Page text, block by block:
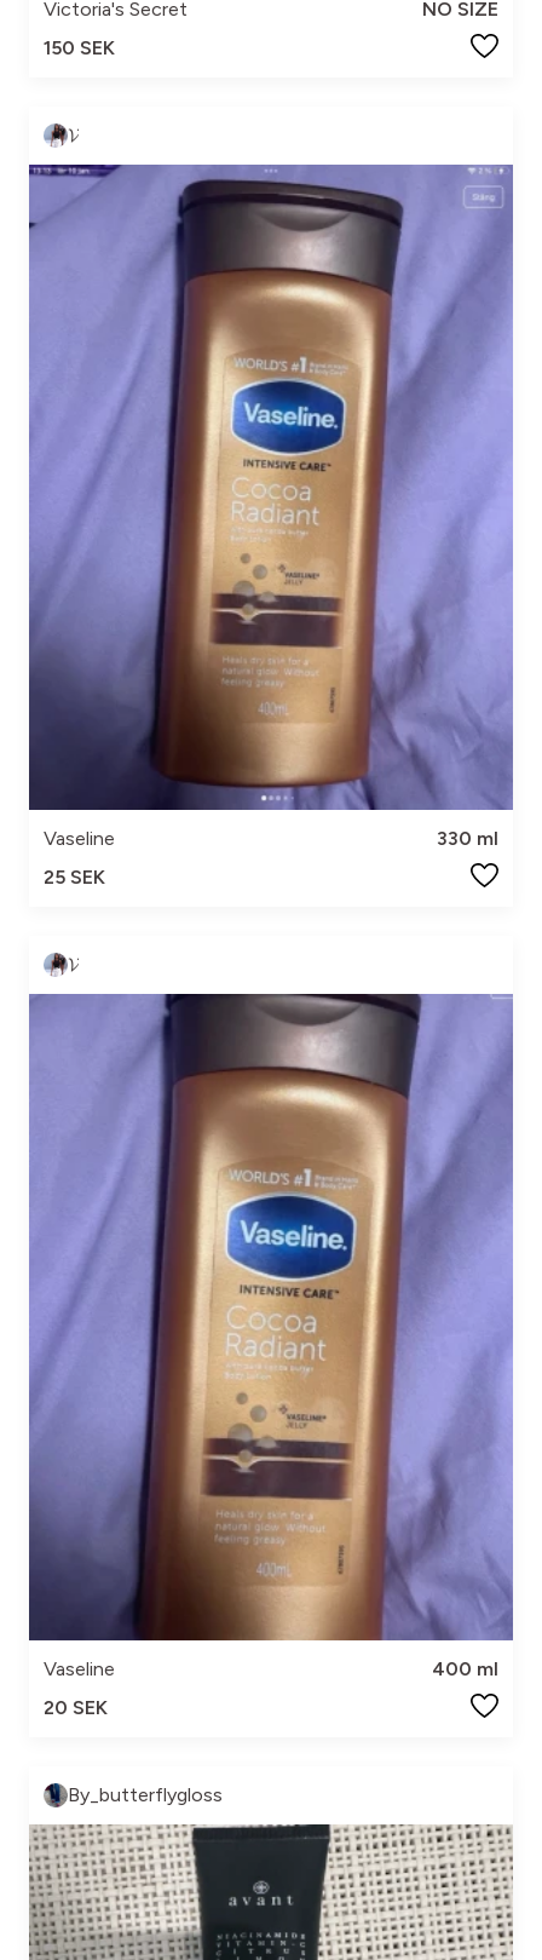
Victoria's Secret
NO SIZE
150 SEK
𝓥
Vaseline
330 ml
25 SEK
𝓥
Vaseline
400 ml
20 SEK
By_butterflygloss